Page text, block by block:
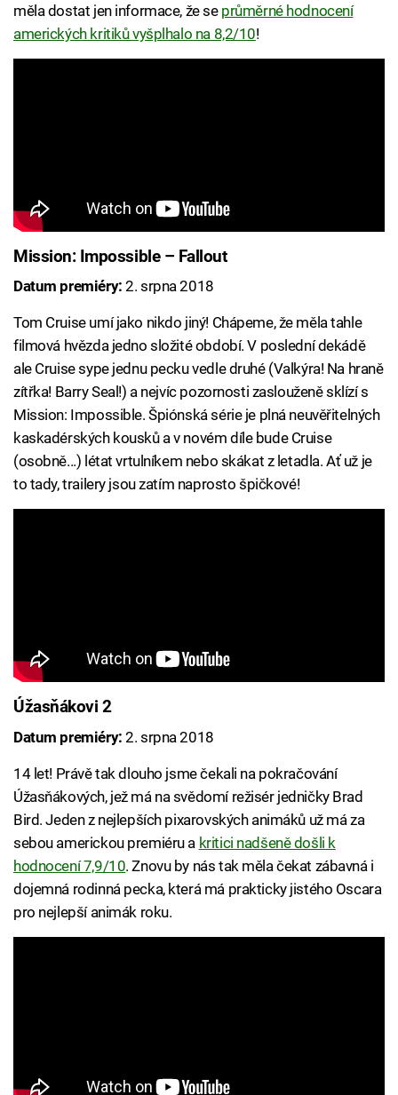
měla dostat jen informace, že se průměrné hodnocení
amerických kritiků vyšplhalo na 8,2/10!
Mission: Impossible – Fallout
Datum premiéry: 2. srpna 2018
Tom Cruise umí jako nikdo jiný! Chápeme, že měla tahle
filmová hvězda jedno složité období. V poslední dekádě
ale Cruise sype jednu pecku vedle druhé (Valkýra! Na hraně
zítřka! Barry Seal!) a nejvíc pozornosti zaslouženě sklízí s
Mission: Impossible. Špiónská série je plná neuvěřitelných
kaskadérských kousků a v novém díle bude Cruise
(osobně...) létat vrtulníkem nebo skákat z letadla. Ať už je
to tady, trailery jsou zatím naprosto špičkové!
Úžasňákovi 2
Datum premiéry: 2. srpna 2018
14 let! Právě tak dlouho jsme čekali na pokračování
Úžasňákových, jež má na svědomí režisér jedničky Brad
Bird. Jeden z nejlepších pixarovských animáků už má za
sebou americkou premiéru a kritici nadšeně došli k
hodnocení 7,9/10. Znovu by nás tak měla čekat zábavná i
dojemná rodinná pecka, která má prakticky jistého Oscara
pro nejlepší animák roku.